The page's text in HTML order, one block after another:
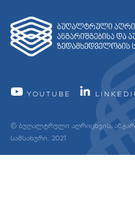
YOUTUBE
© ბუღალტრული აღრიცხვის,
სამსახური. 2021